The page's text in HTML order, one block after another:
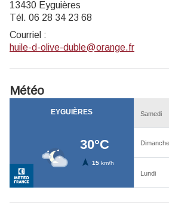
13430 Eyguières
Tél. 06 28 34 23 68
Courriel :
huile-d-olive-duble@orange.fr
Météo